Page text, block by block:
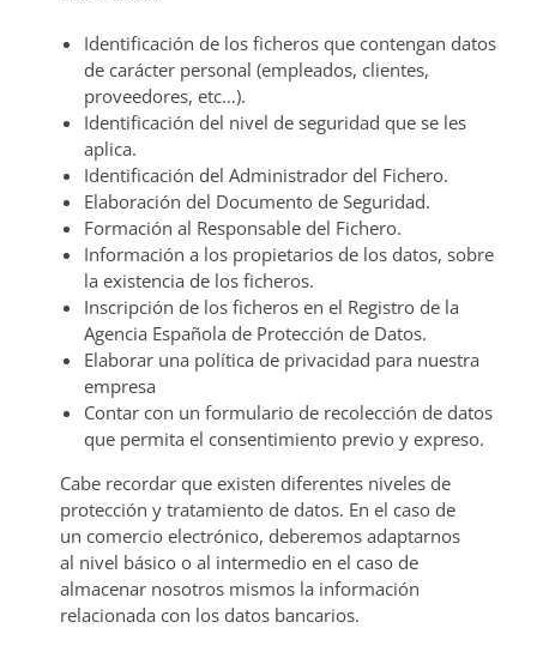
Identificación de los ficheros que contengan datos
de carácter personal (empleados, clientes,
proveedores, etc…).
Identificación del nivel de seguridad que se les
aplica.
Identificación del Administrador del Fichero.
Elaboración del Documento de Seguridad.
Formación al Responsable del Fichero.
Información a los propietarios de los datos, sobre
la existencia de los ficheros.
Inscripción de los ficheros en el Registro de la
Agencia Española de Protección de Datos.
Elaborar una política de privacidad para nuestra
empresa
Contar con un formulario de recolección de datos
que permita el consentimiento previo y expreso.
Cabe recordar que existen diferentes niveles de
protección y tratamiento de datos. En el caso de
un comercio electrónico, deberemos adaptarnos
al nivel básico o al intermedio en el caso de
almacenar nosotros mismos la información
relacionada con los datos bancarios.